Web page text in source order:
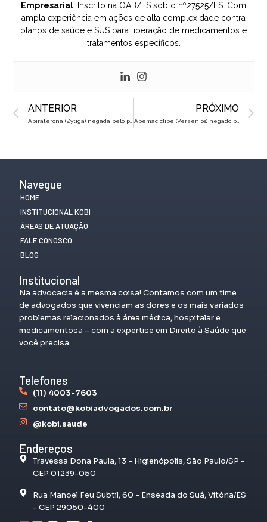
Empresarial. Inscrito na OAB/ES sob o nº27525/ES. Com
ampla experiência em ações de alta complexidade contra
planos de saúde e SUS para liberação de medicamentos e
tratamentos específicos.
Prev
ANTERIOR PRÓXIMO
Abemaciclibe (Verzenios) negado pelo plano de saúde? Saiba como reverter na Justiça
Navegue
HOME
INSTITUCIONAL KOBI
ÁREAS DE ATUAÇÃO
FALE CONOSCO
BLOG
Institucional
Na advocacia é a mesma coisa! Contamos com um time
de advogados que vivenciam as dores e os mais variados
problemas relacionados à área médica, hospitalar e
medicamentosa – com a expertise em Direito à Saúde que
você precisa.
Telefones
(11) 4003-7603
contato@kobiadvogados.com.br
@kobi.saude
Endereços
Travessa Dona Paula, 13 - Higienópolis, São Paulo/SP -
CEP 01239-050
Rua Manoel Feu Subtil, 60 - Enseada do Suá, Vitória/ES
- CEP 29050-400